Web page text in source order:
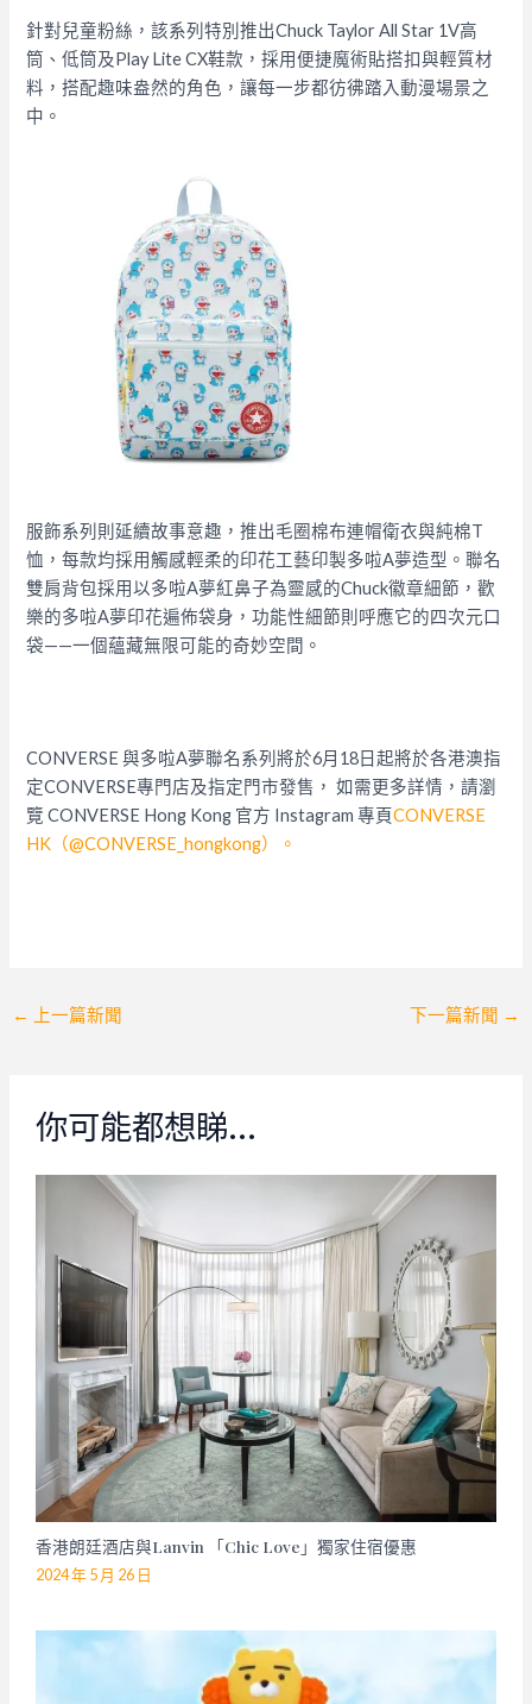
針對兒童粉絲，該系列特別推出Chuck Taylor All Star 1V高
筒、低筒及Play Lite CX鞋款，採用便捷魔術貼搭扣與輕質材
料，搭配趣味盎然的角色，讓每一步都彷彿踏入動漫場景之
中。
服飾系列則延續故事意趣，推出毛圈棉布連帽衛衣與純棉T
恤，每款均採用觸感輕柔的印花工藝印製多啦A夢造型。聯名
雙肩背包採用以多啦A夢紅鼻子為靈感的Chuck徽章細節，歡
樂的多啦A夢印花遍佈袋身，功能性細節則呼應它的四次元口
袋——一個蘊藏無限可能的奇妙空間。
CONVERSE 與多啦A夢聯名系列將於6月18日起將於各港澳指
定CONVERSE專門店及指定門市發售， 如需更多詳情，請瀏
覽 CONVERSE Hong Kong 官方 Instagram 專頁CONVERSE
HK（@CONVERSE_hongkong）。
Post
← 上一篇新聞 下一篇新聞 →
你可能都想睇…
香港朗廷酒店與Lanvin 「Chic Love」獨家住宿優惠
2024 年 5 月 26 日